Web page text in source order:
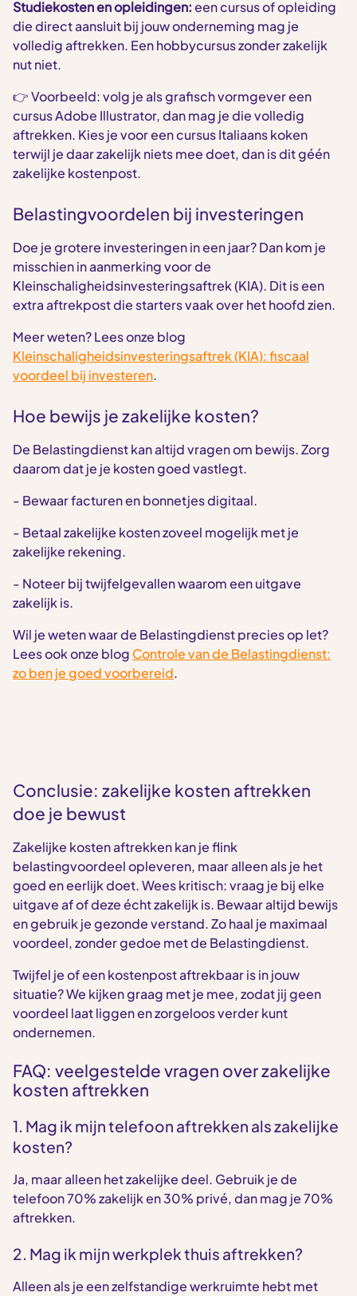
Studiekosten en opleidingen:een cursus of opleiding
die direct aansluit bij jouw onderneming mag je
volledig aftrekken. Een hobbycursus zonder zakelijk
nut niet.
👉 Voorbeeld: volg je als grafisch vormgever een
cursus Adobe Illustrator, dan mag je die volledig
aftrekken. Kies je voor een cursus Italiaans koken
terwijl je daar zakelijk niets mee doet, dan is dit géén
zakelijke kostenpost.
Belastingvoordelen bij investeringen
Doe je grotere investeringen in een jaar? Dan kom je
misschien in aanmerking voor de
Kleinschaligheidsinvesteringsaftrek (KIA). Dit is een
extra aftrekpost die starters vaak over het hoofd zien.
Meer weten? Lees onze blog
Kleinschaligheidsinvesteringsaftrek (KIA): fiscaal
voordeel bij investeren.
Hoe bewijs je zakelijke kosten?
De Belastingdienst kan altijd vragen om bewijs. Zorg
daarom dat je je kosten goed vastlegt.
- Bewaar facturen en bonnetjes digitaal.
- Betaal zakelijke kosten zoveel mogelijk met je
zakelijke rekening.
- Noteer bij twijfelgevallen waarom een uitgave
zakelijk is.
Wil je weten waar de Belastingdienst precies op let?
Lees ook onze blog Controle van de Belastingdienst:
zo ben je goed voorbereid.
Conclusie: zakelijke kosten aftrekken
doe je bewust
Zakelijke kosten aftrekken kan je flink
belastingvoordeel opleveren, maar alleen als je het
goed en eerlijk doet. Wees kritisch: vraag je bij elke
uitgave af of deze écht zakelijk is. Bewaar altijd bewijs
en gebruik je gezonde verstand. Zo haal je maximaal
voordeel, zonder gedoe met de Belastingdienst.
Twijfel je of een kostenpost aftrekbaar is in jouw
situatie? We kijken graag met je mee, zodat jij geen
voordeel laat liggen en zorgeloos verder kunt
ondernemen.
FAQ: veelgestelde vragen over zakelijke
kosten aftrekken
1. Mag ik mijn telefoon aftrekken als zakelijke
kosten?
Ja, maar alleen het zakelijke deel. Gebruik je de
telefoon 70% zakelijk en 30% privé, dan mag je 70%
aftrekken.
2. Mag ik mijn werkplek thuis aftrekken?
Alleen als je een zelfstandige werkruimte hebt met